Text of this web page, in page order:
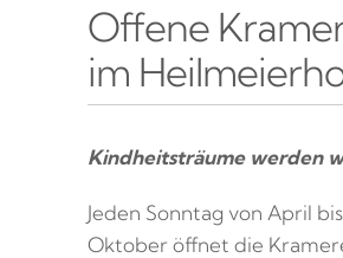
Offene
im
Kindheitsträume werden
Jeden Sonntag von April bis
Oktober öffnet die